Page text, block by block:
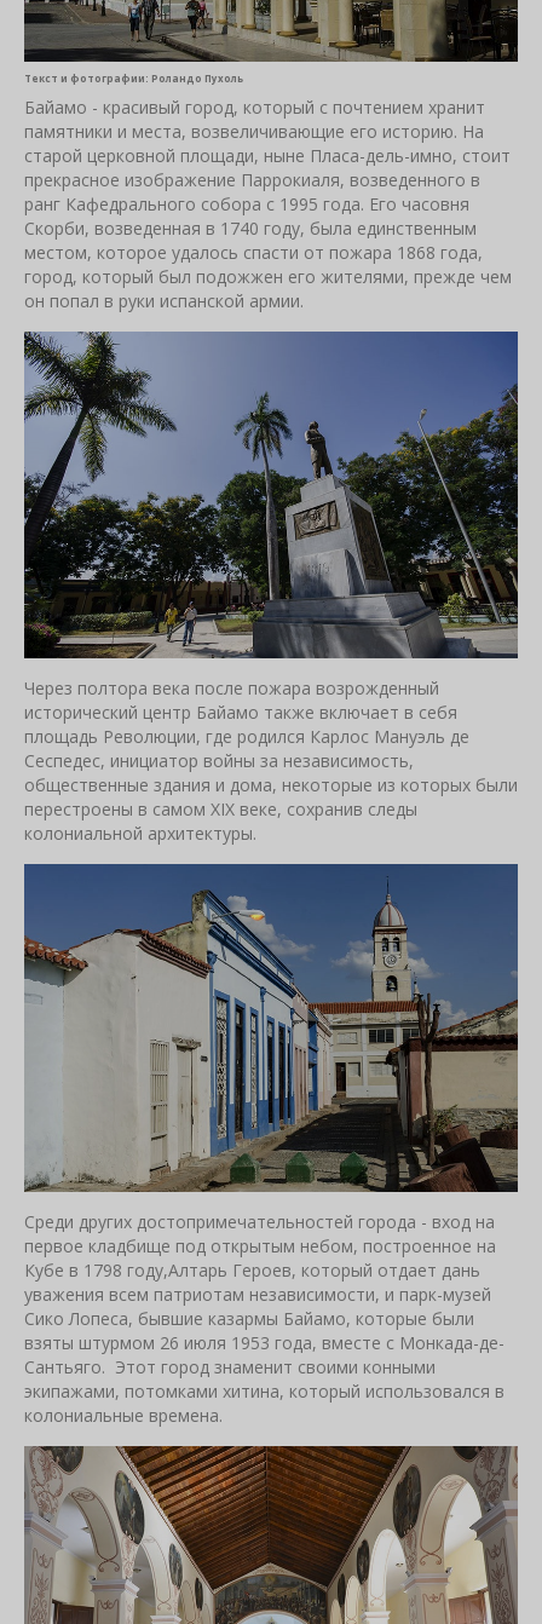
Текст и фотографии: Роландо Пухоль
Байамо - красивый город, который с почтением хранит
памятники и места, возвеличивающие его историю. На
старой церковной площади, ныне Пласа-дель-имно, стоит
прекрасное изображение Паррокиаля, возведенного в
ранг Кафедрального собора с 1995 года. Его часовня
Скорби, возведенная в 1740 году, была единственным
местом, которое удалось спасти от пожара 1868 года,
город, который был подожжен его жителями, прежде чем
он попал в руки испанской армии.
Через полтора века после пожара возрожденный
исторический центр Байамо также включает в себя
площадь Революции, где родился Карлос Мануэль де
Сеспедес, инициатор войны за независимость,
общественные здания и дома, некоторые из которых были
перестроены в самом XIX веке, сохранив следы
колониальной архитектуры.
Среди других достопримечательностей города - вход на
первое кладбище под открытым небом, построенное на
Кубе в 1798 году,Алтарь Героев, который отдает дань
уважения всем патриотам независимости, и парк-музей
Сико Лопеса, бывшие казармы Байамо, которые были
взяты штурмом 26 июля 1953 года, вместе с Монкада-де-
Сантьяго. Этот город знаменит своими конными
экипажами, потомками хитина, который использовался в
колониальные времена.